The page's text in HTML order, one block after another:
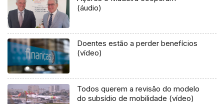
(áudio)
Doentes estão a perder benefícios
(vídeo)
Todos querem a revisão do modelo
do subsídio de mobilidade (vídeo)